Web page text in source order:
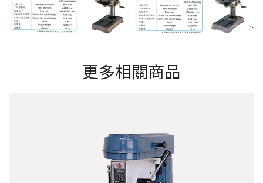
更多相關商品